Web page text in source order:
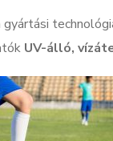
UV-álló,